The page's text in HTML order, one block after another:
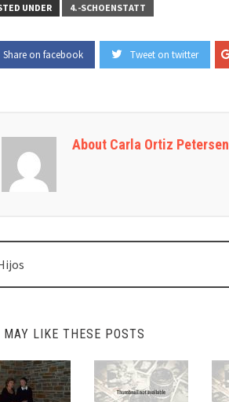
UNDER 4.-SCHOENSTATT
Share on facebook Tweet on twitter
About Carla Ortiz Petersen
MAY LIKE THESE POSTS